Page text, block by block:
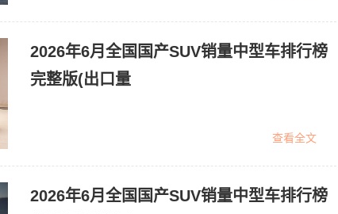
2026年6月全国国产SUV销量中型车排行榜
完整版(出口量
查看全文
2026年6月全国国产SUV销量中型车排行榜